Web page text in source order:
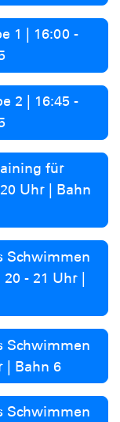
1 | 16:00 -
2 | 16:45 -
für
Uhr | Bahn
Schwimmen
- 21 Uhr |
Schwimmen
| Bahn 6
Schwimmen